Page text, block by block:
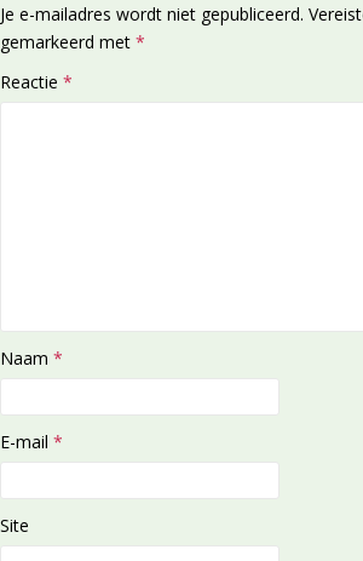
Je e-mailadres wordt niet gepubliceerd.
gemarkeerd met *
Reactie *
Naam *
E-mail *
Site